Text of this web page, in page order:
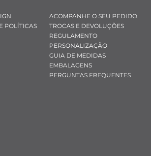
POLÍTICAS
ACOMPANHE O SEU PEDIDO
TROCAS E DEVOLUÇÕES
REGULAMENTO
PERSONALIZAÇÃO
GUIA DE MEDIDAS
EMBALAGENS
PERGUNTAS FREQUENTES